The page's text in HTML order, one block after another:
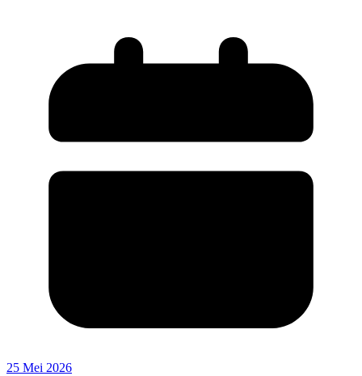
25 Mei 2026